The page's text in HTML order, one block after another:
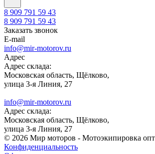
8 909 791 59 43
8 909 791 59 43
Заказать звонок
E-mail
info@mir-motorov.ru
Адрес
Адрес склада:
Московская область, Щёлково,
улица 3-я Линия, 27
info@mir-motorov.ru
Адрес склада:
Московская область, Щёлково,
улица 3-я Линия, 27
© 2026 Мир моторов - Мотоэкипировка
Конфиденциальность